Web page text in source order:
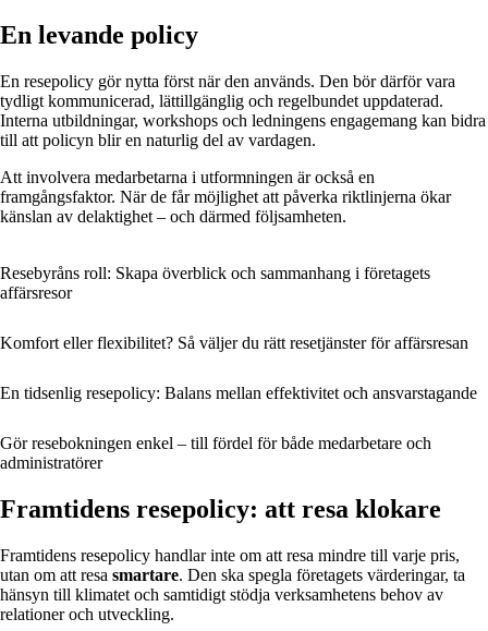
En levande policy
En resepolicy gör nytta först när den används. Den bör därför vara
tydligt kommunicerad, lättillgänglig och regelbundet uppdaterad.
Interna utbildningar, workshops och ledningens engagemang kan bidra
till att policyn blir en naturlig del av vardagen.
Att involvera medarbetarna i utformningen är också en
framgångsfaktor. När de får möjlighet att påverka riktlinjerna ökar
känslan av delaktighet – och därmed följsamheten.
Resebyråns roll: Skapa överblick och sammanhang i företagets
affärsresor
Komfort eller flexibilitet? Så väljer du rätt resetjänster för affärsresan
En tidsenlig resepolicy: Balans mellan effektivitet och ansvarstagande
Gör resebokningen enkel – till fördel för både medarbetare och
administratörer
Framtidens resepolicy: att resa klokare
Framtidens resepolicy handlar inte om att resa mindre till varje pris,
utan om att resa smartare. Den ska spegla företagets värderingar, ta
hänsyn till klimatet och samtidigt stödja verksamhetens behov av
relationer och utveckling.